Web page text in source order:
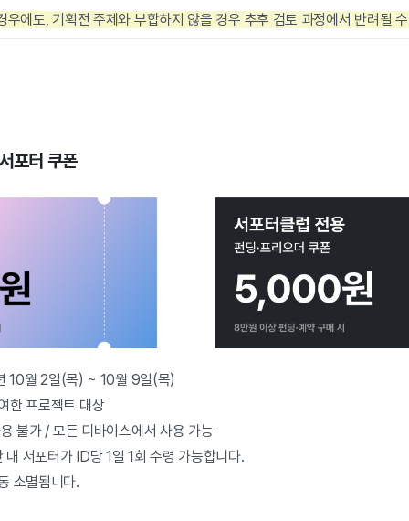
에도, 기획전 주제와 부합하지 않을 경우 추후 검토 과정에서 반려될
포터 쿠폰
10월 2일(목) ~ 10월 9일(목)
한 프로젝트 대상
불가 / 모든 디바이스에서 사용 가능
내 서포터가 ID당 1일 1회 수령 가능합니다.
소멸됩니다.